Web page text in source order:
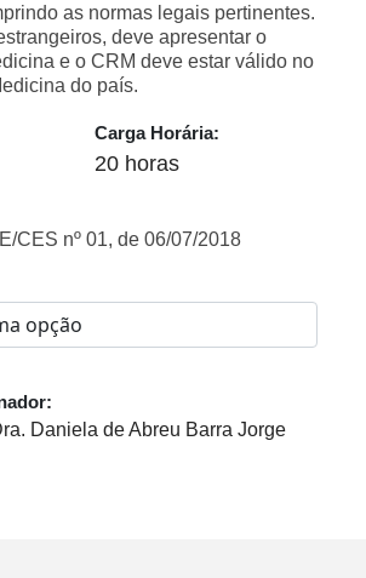
as normas legais pertinentes.
deve apresentar o
e o CRM deve estar válido no
do país.
Carga Horária:
20 horas
CES nº 01, de 06/07/2018
Daniela de Abreu Barra Jorge